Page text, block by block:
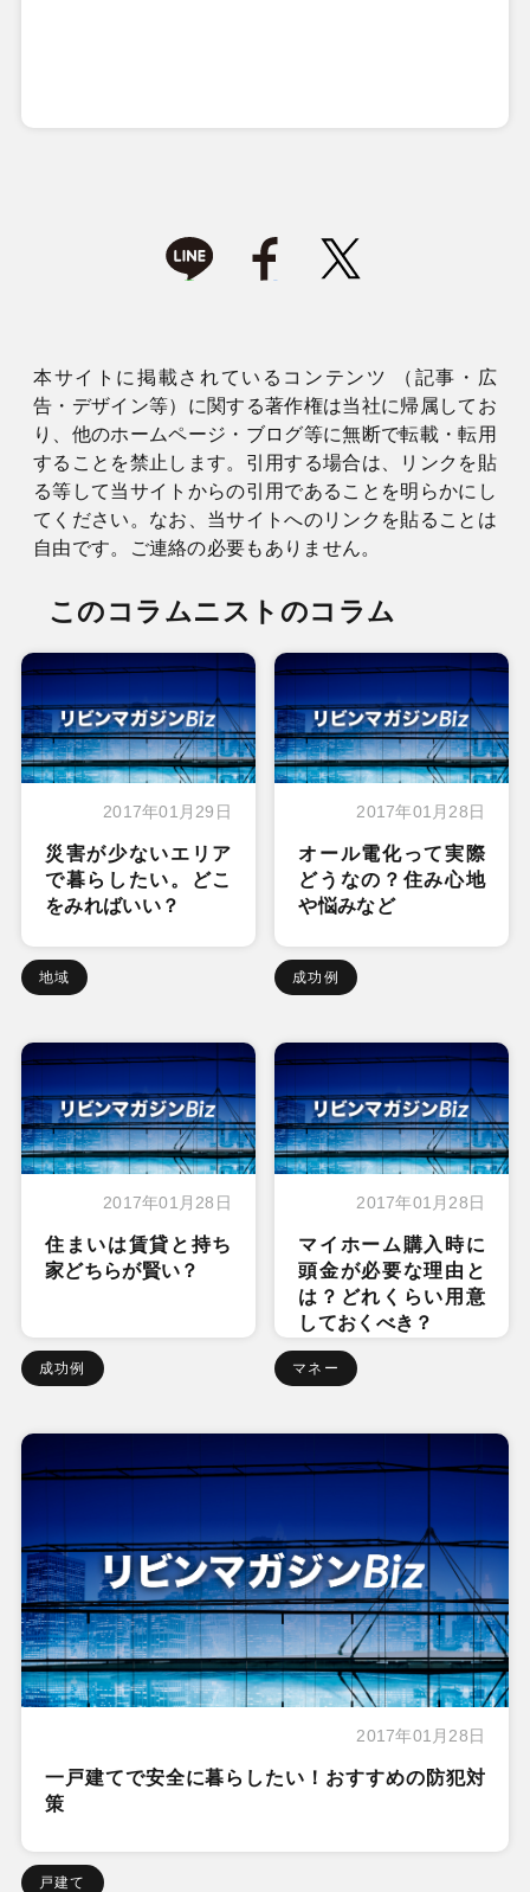
本サイトに掲載されているコンテンツ （記事・広
告・デザイン等）に関する著作権は当社に帰属してお
り、他のホームページ・ブログ等に無断で転載・転用
することを禁止します。引用する場合は、リンクを貼
る等して当サイトからの引用であることを明らかにし
てください。なお、当サイトへのリンクを貼ることは
自由です。ご連絡の必要もありません。
このコラムニストのコラム
2017年01月29日
災害が少ないエリア
で暮らしたい。どこ
をみればいい？
地域
2017年01月28日
オール電化って実際
どうなの？住み心地
や悩みなど
成功例
2017年01月28日
住まいは賃貸と持ち
家どちらが賢い？
成功例
2017年01月28日
マイホーム購入時に
頭金が必要な理由と
は？どれくらい用意
しておくべき？
マネー
2017年01月28日
一戸建てで安全に暮らしたい！おすすめの防犯対
策
戸建て